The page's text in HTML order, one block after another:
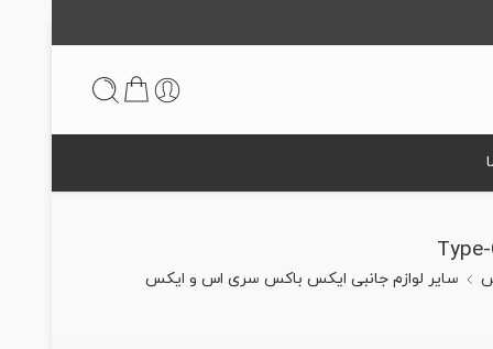
سایر لوازم جانبی ایکس باکس سری اس و ایکس